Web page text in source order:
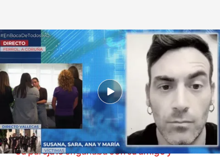
Mujeres maltratadas por Aitor.cuatro.com
Miguel Barroso
14 OCT 2025 - 14:35h.
Estas mujeres piden colaboración ciudadana
para localizar a su maltratador: condenado y
fugado de la justicia
Su pareja le engañaba con su amigo y